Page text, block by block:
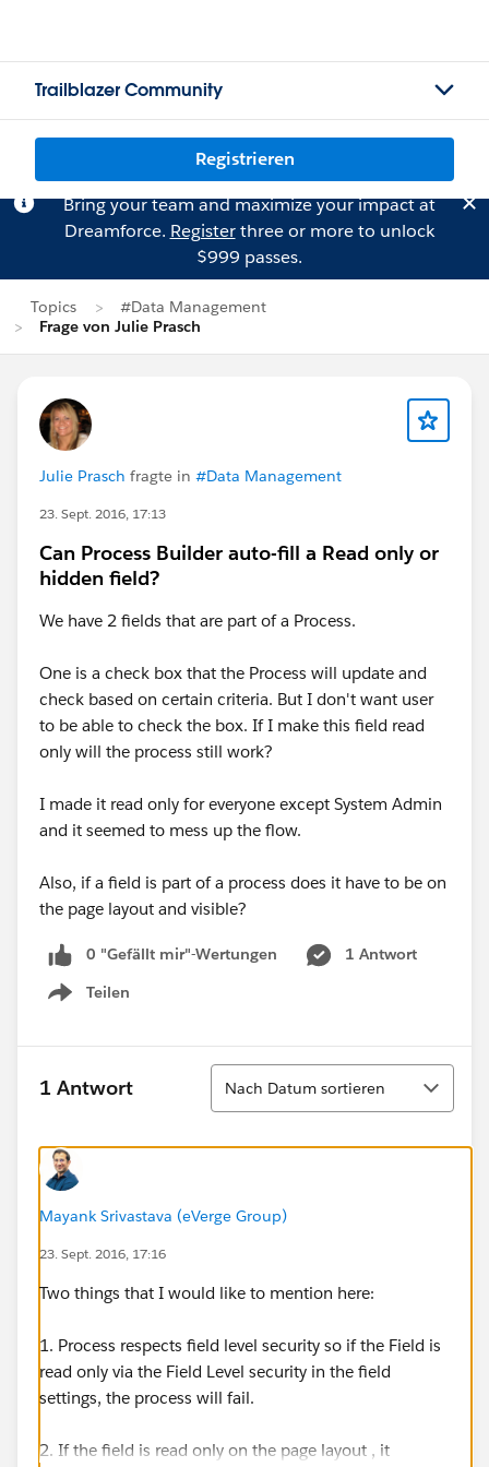
Trailblazer Community
Registrieren
Bring your team and maximize your impact at
Dreamforce. Registerthree or more to unlock
$999 passes.
Topics
#Data Management
Frage von Julie Prasch
Julie Prasch fragte in #Data Management
23. Sept. 2016, 17:13
Can Process Builder auto-fill a Read only or
hidden field?
We have 2 fields that are part of a Process.
One is a check box that the Process will update and
check based on certain criteria. But I don't want user
to be able to check the box. If I make this field read
only will the process still work?
I made it read only for everyone except System Admin
and it seemed to mess up the flow.
Also, if a field is part of a process does it have to be on
the page layout and visible?
0 "Gefällt mir"-Wertungen
1 Antwort
Teilen
Show menu
1 Antwort
Sortieren
Nach Datum sortieren
Mayank Srivastava (eVerge Group)
23. Sept. 2016, 17:16
Two things that I would like to mention here:
1. Process respects field level security so if the Field is
read only via the Field Level security in the field
settings, the process will fail.
2. If the field is read only on the page layout , it